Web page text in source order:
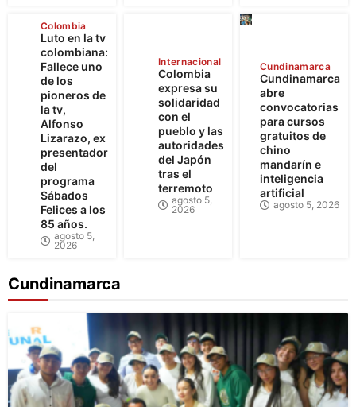
Colombia
Luto en la tv
colombiana:
Fallece uno
de los
pioneros de
la tv,
Alfonso
Lizarazo, ex
presentador
del
programa
Sábados
Felices a los
85 años.
agosto 5,
2026
Internacional
Colombia
expresa su
solidaridad
con el
pueblo y las
autoridades
del Japón
tras el
terremoto
agosto 5,
2026
Cundinamarca
Cundinamarca
abre
convocatorias
para cursos
gratuitos de
chino
mandarín e
inteligencia
artificial
agosto 5, 2026
Cundinamarca